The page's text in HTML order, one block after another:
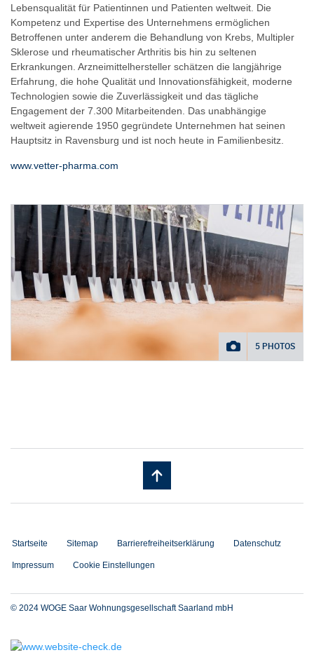
Lebensqualität für Patientinnen und Patienten weltweit. Die
Kompetenz und Expertise des Unternehmens ermöglichen
Betroffenen unter anderem die Behandlung von Krebs, Multipler
Sklerose und rheumatischer Arthritis bis hin zu seltenen
Erkrankungen. Arzneimittelhersteller schätzen die langjährige
Erfahrung, die hohe Qualität und Innovationsfähigkeit, moderne
Technologien sowie die Zuverlässigkeit und das tägliche
Engagement der 7.300 Mitarbeitenden. Das unabhängige
weltweit agierende 1950 gegründete Unternehmen hat seinen
Hauptsitz in Ravensburg und ist noch heute in Familienbesitz.
www.vetter-pharma.com
5 PHOTOS
Startseite Sitemap Barrierefreiheitserklärung Datenschutz
Impressum Cookie Einstellungen
© 2024 WOGE Saar Wohnungsgesellschaft Saarland mbH